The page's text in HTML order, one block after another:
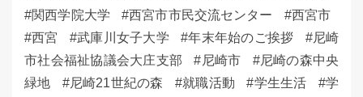
関西学院大学
西宮市市民交流センター
西宮市
西宮
武庫川女子大学 年末年始のご挨拶
尼崎
市社会福祉協議会大庄支部
尼崎市
尼崎の森中央
緑地
尼崎21世紀の森 就職活動 学生生活
学